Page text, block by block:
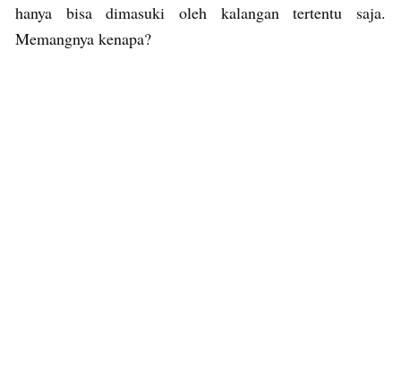
hanya bisa dimasuki oleh kalangan tertentu saja.
Memangnya kenapa?